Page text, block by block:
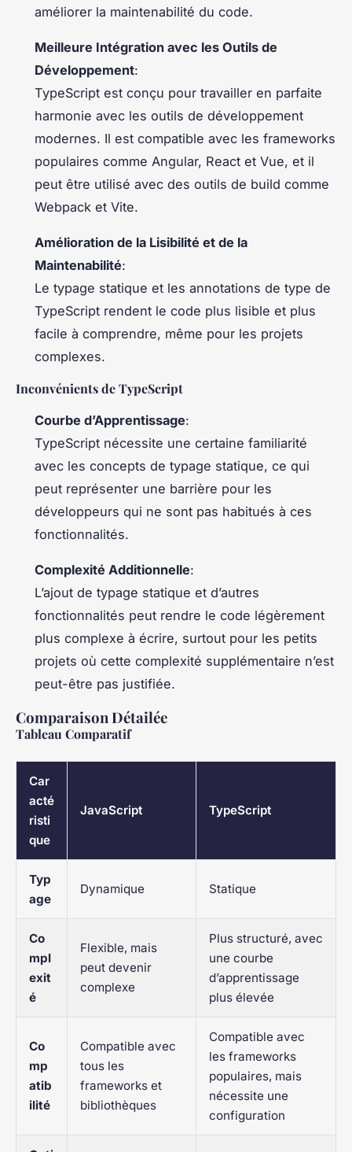
améliorer la maintenabilité du code.
Meilleure Intégration avec les Outils de
Développement:
TypeScript est conçu pour travailler en parfaite
harmonie avec les outils de développement
modernes. Il est compatible avec les frameworks
populaires comme Angular, React et Vue, et il
peut être utilisé avec des outils de build comme
Webpack et Vite.
Amélioration de la Lisibilité et de la
Maintenabilité:
Le typage statique et les annotations de type de
TypeScript rendent le code plus lisible et plus
facile à comprendre, même pour les projets
complexes.
Inconvénients de TypeScript
Courbe d’Apprentissage:
TypeScript nécessite une certaine familiarité
avec les concepts de typage statique, ce qui
peut représenter une barrière pour les
développeurs qui ne sont pas habitués à ces
fonctionnalités.
Complexité Additionnelle:
L’ajout de typage statique et d’autres
fonctionnalités peut rendre le code légèrement
plus complexe à écrire, surtout pour les petits
projets où cette complexité supplémentaire n’est
peut-être pas justifiée.
Comparaison Détailée
Tableau Comparatif
Car
acté
risti
que
JavaScript TypeScript
Typ
age
Dynamique Statique
Co
mpl
exit
é
Flexible, mais
peut devenir
complexe
Plus structuré, avec
une courbe
d’apprentissage
plus élevée
Co
mp
atib
ilité
Compatible avec
tous les
frameworks et
bibliothèques
Compatible avec
les frameworks
populaires, mais
nécessite une
configuration